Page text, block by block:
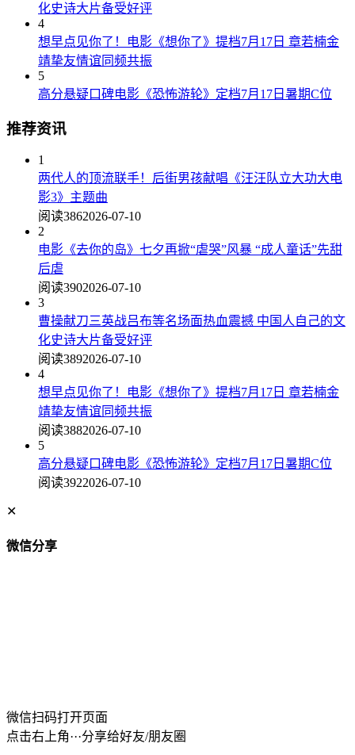
化史诗大片备受好评
4
想早点见你了！电影《想你了》提档7月17日 章若楠金
靖挚友情谊同频共振
5
高分悬疑口碑电影《恐怖游轮》定档7月17日暑期C位
推荐资讯
1
两代人的顶流联手！后街男孩献唱《汪汪队立大功大电
影3》主题曲
阅读3862026-07-10
2
电影《去你的岛》七夕再掀“虐哭”风暴 “成人童话”先甜
后虐
阅读3902026-07-10
3
曹操献刀三英战吕布等名场面热血震撼 中国人自己的文
化史诗大片备受好评
阅读3892026-07-10
4
想早点见你了！电影《想你了》提档7月17日 章若楠金
靖挚友情谊同频共振
阅读3882026-07-10
5
高分悬疑口碑电影《恐怖游轮》定档7月17日暑期C位
阅读3922026-07-10
✕
微信分享
微信扫码打开页面
点击右上角···分享给好友/朋友圈